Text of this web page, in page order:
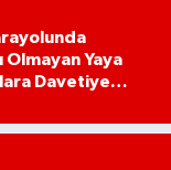
Olmayan Yaya
Davetiye